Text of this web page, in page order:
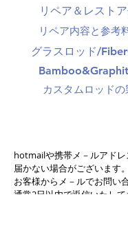
リペア＆レスト
リペア内容と参考
グラスロッド/
カスタムロッドの
hotmailや携帯メ－ルアド
届かない場合がございます。
お客様からメ－ルでお問い
通常2日以内で返信いたし